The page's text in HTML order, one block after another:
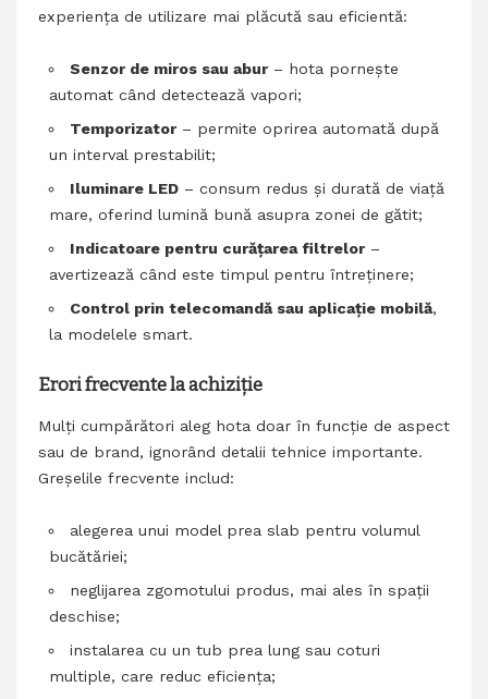
experiența de utilizare mai plăcută sau eficientă:
Senzor de miros sau abur– hota pornește
automat când detectează vapori;
Temporizator– permite oprirea automată după
un interval prestabilit;
Iluminare LED – consum redus și durată de viață
mare, oferind lumină bună asupra zonei de gătit;
Indicatoare pentru curățarea filtrelor–
avertizează când este timpul pentru întreținere;
Control prin telecomandă sau aplicație mobilă,
la modelele smart.
Erori frecvente la achiziție
Mulți cumpărători aleg hota doar în funcție de aspect
sau de brand, ignorând detalii tehnice importante.
Greșelile frecvente includ:
alegerea unui model prea slab pentru volumul
bucătăriei;
neglijarea zgomotului produs, mai ales în spații
deschise;
instalarea cu un tub prea lung sau coturi
multiple, care reduc eficiența;